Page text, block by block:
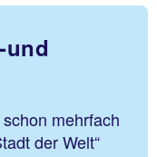
und
mehrfach
der Welt“